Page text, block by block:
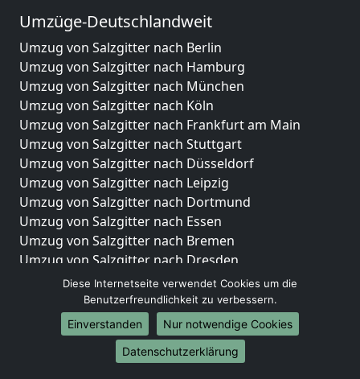
Umzüge-Deutschlandweit
Umzug von Salzgitter nach Berlin
Umzug von Salzgitter nach Hamburg
Umzug von Salzgitter nach München
Umzug von Salzgitter nach Köln
Umzug von Salzgitter nach Frankfurt am Main
Umzug von Salzgitter nach Stuttgart
Umzug von Salzgitter nach Düsseldorf
Umzug von Salzgitter nach Leipzig
Umzug von Salzgitter nach Dortmund
Umzug von Salzgitter nach Essen
Umzug von Salzgitter nach Bremen
Umzug von Salzgitter nach Dresden
Umzug von Salzgitter nach Hannover
Umzug von Salzgitter nach Nürnberg
Umzug von Salzgitter nach Duisburg
Umzug von Salzgitter nach Bochum
Umzug von Salzgitter nach Wuppertal
Diese Internetseite verwendet Cookies um die
Benutzerfreundlichkeit zu verbessern.
Einverstanden
Nur notwendige Cookies
Datenschutzerklärung